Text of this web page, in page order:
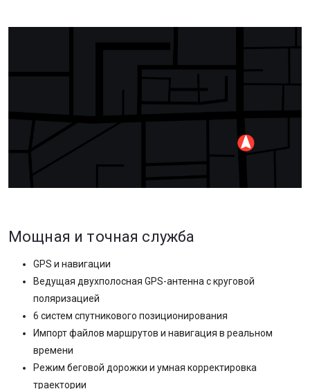
Мощная и точная служба
GPS и навигации
Ведущая двухполосная GPS-антенна с круговой
поляризацией
6 систем спутникового позиционирования
Импорт файлов маршрутов и навигация в реальном
времени
Режим беговой дорожки и умная корректировка
траектории